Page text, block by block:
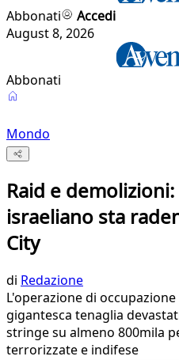
Abbonati
Accedi
August 8, 2026
Abbonati
Mondo
Raid e
israeliano sta
City
di Redazione
L'operazione di
gigantesca tenaglia
stringe su almeno 800mila
terrorizzate e indifese